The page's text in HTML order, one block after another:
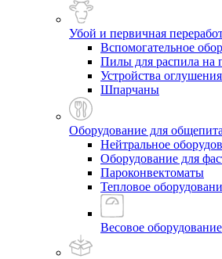
Убой и первичная
Вспомогательное
Пилы для распила на
Устройства
Шпарчаны
Оборудование для общепита
Нейтральное
Оборудование для
Пароконвектоматы
Тепловое
Весовое оборудование